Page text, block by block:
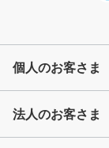
個人のお客さま
法人のお客さま